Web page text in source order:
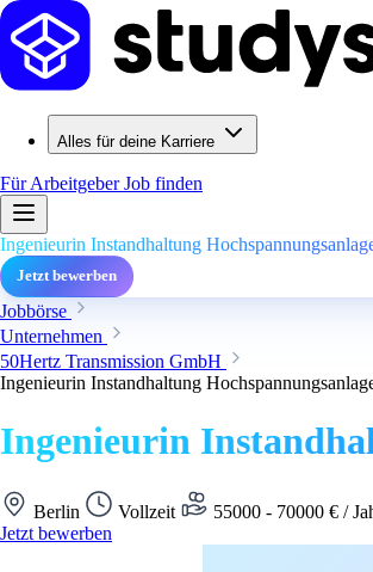
Alles für deine Karriere
Für ArbeitgeberJob finden
Ingenieurin Instandhaltung
Jetzt bewerben
Jobbörse
Unternehmen
50Hertz Transmission GmbH
Ingenieurin Instandhaltung
Ingenieurin
Berlin Vollzeit 55000 - 70000 € /
Jetzt bewerben